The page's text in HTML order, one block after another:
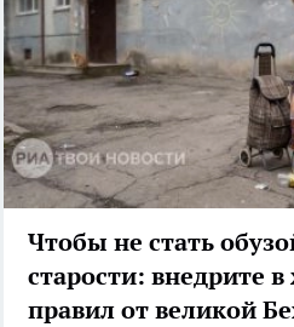
Чтобы не стать
старости: внедрите
правил от великой